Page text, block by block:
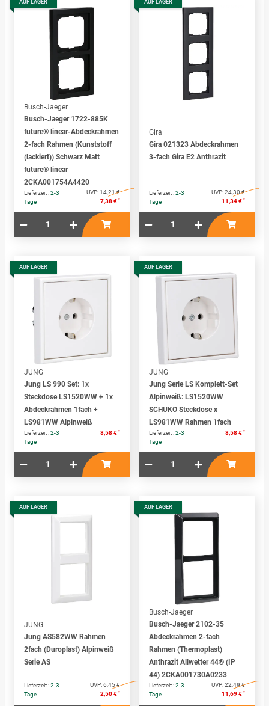
AUF LAGER
Busch-Jaeger
Busch-Jaeger 1722-885K
future® linear-Abdeckrahmen
2-fach Rahmen (Kunststoff
(lackiert)) Schwarz Matt
future® linear
2CKA001754A4420
Lieferzeit :2-3
Tage
UVP:14,21 €
7,38 € *
AUF LAGER
Gira
Gira 021323 Abdeckrahmen
3-fach Gira E2 Anthrazit
Lieferzeit :2-3
Tage
UVP:24,30 €
11,34 € *
AUF LAGER
JUNG
Jung LS 990 Set: 1x
Steckdose LS1520WW + 1x
Abdeckrahmen 1fach +
LS981WW Alpinweiß
Lieferzeit :2-3
Tage
8,58 € *
AUF LAGER
JUNG
Jung Serie LS Komplett-Set
Alpinweiß: LS1520WW
SCHUKO Steckdose x
LS981WW Rahmen 1fach
Lieferzeit :2-3
Tage
8,58 € *
AUF LAGER
JUNG
Jung AS582WW Rahmen
2fach (Duroplast) Alpinweiß
Serie AS
Lieferzeit :2-3
Tage
UVP:6,45 €
2,50 € *
AUF LAGER
Busch-Jaeger
Busch-Jaeger 2102-35
Abdeckrahmen 2-fach
Rahmen (Thermoplast)
Anthrazit Allwetter 44® (IP
44) 2CKA001730A0233
Lieferzeit :2-3
Tage
UVP:22,49 €
11,69 € *